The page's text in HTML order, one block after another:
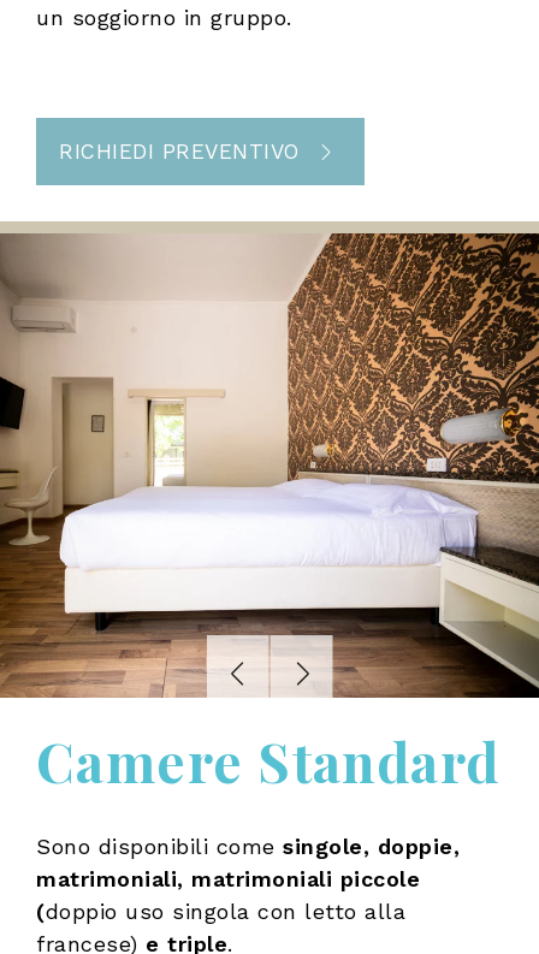
un soggiorno in gruppo.
RICHIEDI PREVENTIVO
Camere Standard
Sono disponibili come singole, doppie,
matrimoniali, matrimoniali piccole
(doppio uso singola con letto alla
francese) e triple.